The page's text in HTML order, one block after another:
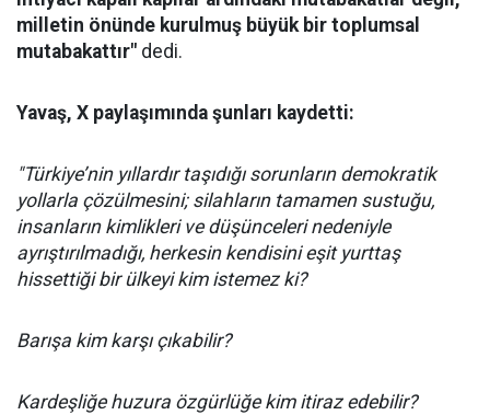
milletin önünde kurulmuş büyük bir toplumsal
mutabakattır" dedi.
Yavaş, X paylaşımında şunları kaydetti:
"Türkiye’nin yıllardır taşıdığı sorunların demokratik
yollarla çözülmesini; silahların tamamen sustuğu,
insanların kimlikleri ve düşünceleri nedeniyle
ayrıştırılmadığı, herkesin kendisini eşit yurttaş
hissettiği bir ülkeyi kim istemez ki?
Barışa kim karşı çıkabilir?
Kardeşliğe huzura özgürlüğe kim itiraz edebilir?